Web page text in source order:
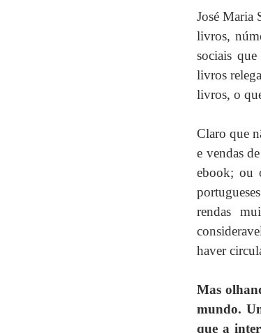
José Maria
livros,
sociais
livros
livros, o
Claro que
e vendas
ebook; ou
rendas
haver
Mas
mundo.
que a